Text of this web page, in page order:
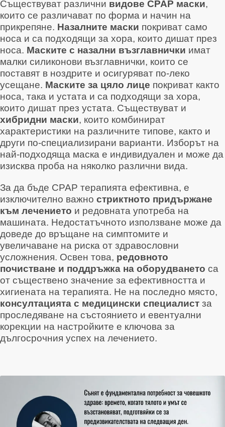
Съществуват различни видове CPAP маски,
които се различават по форма и начин на
прикрепяне. Назалните маски покриват само
носа и са подходящи за хора, които дишат през
носа. Маските с назални възглавнички имат
малки силиконови възглавнички, които се
поставят в ноздрите и осигуряват по-леко
усещане. Маските за цяло лице покриват както
носа, така и устата и са подходящи за хора,
които дишат през устата. Съществуват и
хибридни маски, които комбинират
характеристики на различните типове, както и
други по-специализирани варианти. Изборът на
най-подходяща маска е индивидуален и може да
изисква проба на няколко различни вида.
За да бъде CPAP терапията ефективна, е
изключително важно стриктното придържане
към лечението и редовната употреба на
машината. Недостатъчното използване може да
доведе до връщане на симптомите и
увеличаване на риска от здравословни
усложнения. Освен това, редовното
почистване и поддръжка на оборудването са
от съществено значение за ефективността и
хигиената на терапията. Не на последно място,
консултацията с медицински специалист за
проследяване на състоянието и евентуални
корекции на настройките е ключова за
дългосрочния успех на лечението.